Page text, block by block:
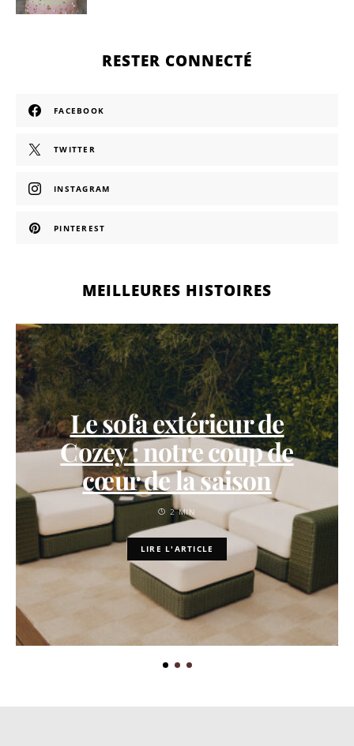
RESTER CONNECTÉ
FACEBOOK
TWITTER
INSTAGRAM
PINTEREST
MEILLEURES HISTOIRES
Le sofa extérieur de
Cozey : notre coup de
cœur de la saison
2 MIN
LIRE L'ARTICLE